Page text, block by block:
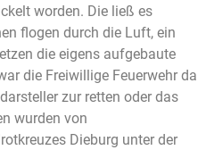
worden. Die ließ es
flogen durch die Luft, ein
die eigens aufgebaute
die Freiwillige Feuerwehr da
zur retten oder das
wurden von
Dieburg unter der